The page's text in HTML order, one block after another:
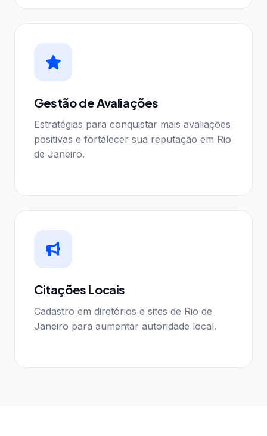
Gestão de Avaliações
Estratégias para conquistar mais avaliações
positivas e fortalecer sua reputação em Rio
de Janeiro.
Citações Locais
Cadastro em diretórios e sites de Rio de
Janeiro para aumentar autoridade local.